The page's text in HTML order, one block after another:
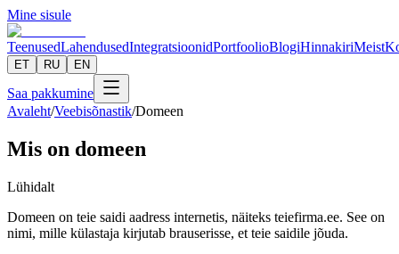
Mine sisule
TeenusedLahendusedIntegratsioonidPortfoolioBlogiHinnakiriMeist
ET RU EN
Saa pakkumine
Avaleht/Veebisõnastik/Domeen
Mis on domeen
Lühidalt
Domeen on teie saidi aadress internetis, näiteks teiefirma.ee. See on
nimi, mille külastaja kirjutab brauserisse, et teie saidile jõuda.